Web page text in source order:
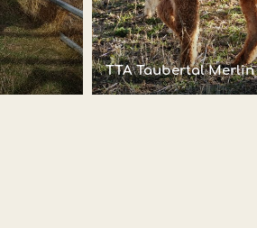
TTA Taubertal Merlin